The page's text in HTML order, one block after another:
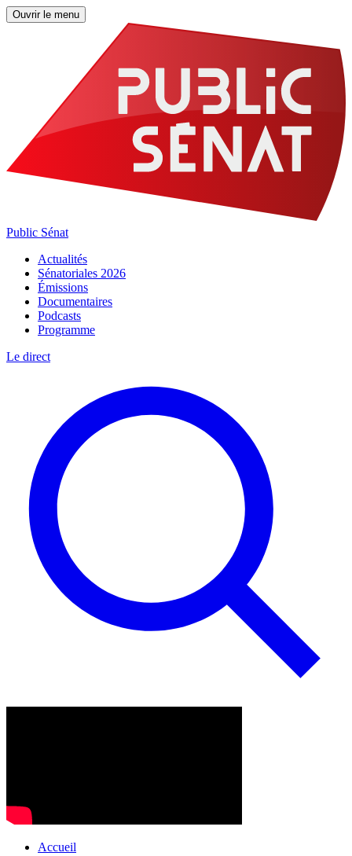
Ouvrir le menu
Public Sénat
Actualités
Sénatoriales 2026
Émissions
Documentaires
Podcasts
Programme
Le direct
Accueil